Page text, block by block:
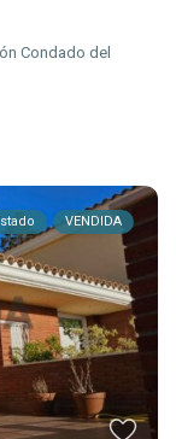
Condado del
VENDIDA